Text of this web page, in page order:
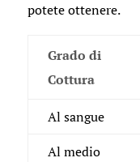
potete ottenere.
Grado di
Cottura
Al sangue
Al medio